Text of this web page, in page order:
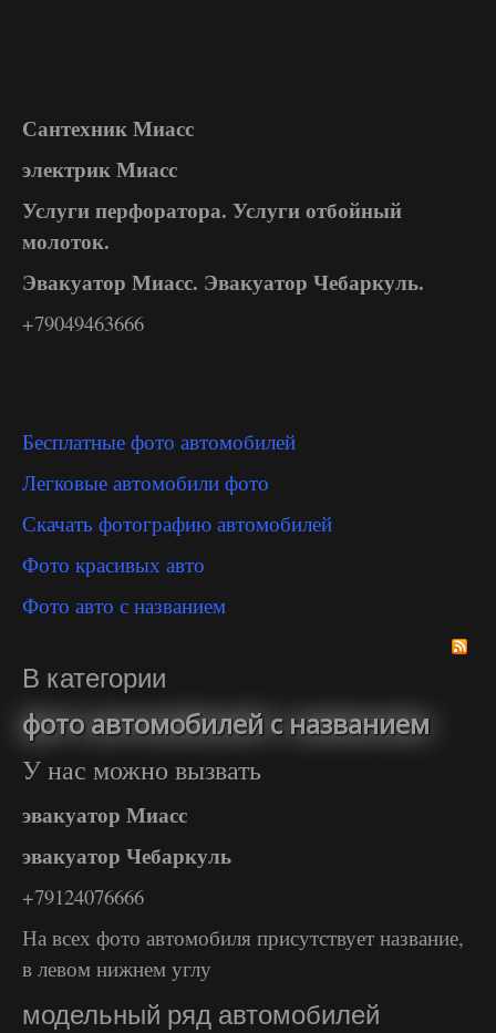
Сантехник Миасс
электрик Миасс
Услуги перфоратора. Услуги отбойный
молоток.
Эвакуатор Миасс. Эвакуатор Чебаркуль.
+79049463666
Бесплатные фото автомобилей
Легковые автомобили фото
Скачать фотографию автомобилей
Фото красивых авто
Фото авто с названием
В категории
фото автомобилей с названием
У нас можно вызвать
эвакуатор Миасс
эвакуатор Чебаркуль
+79124076666
На всех фото автомобиля присутствует название,
в левом нижнем углу
модельный ряд автомобилей